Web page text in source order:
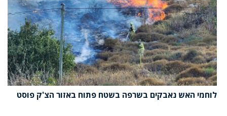
לוחמי האש נאבקים בשרפה בשטח פתוח באזור הצ'ק פוסט